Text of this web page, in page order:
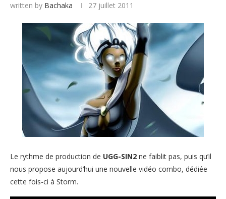
written by Bachaka 27 juillet 2011
Le rythme de production de UGG-SIN2 ne faiblit pas, puis qu’il
nous propose aujourd’hui une nouvelle vidéo combo, dédiée
cette fois-ci à Storm.